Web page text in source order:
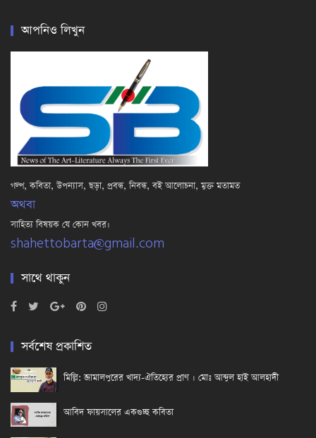
আপনিও লিখুন
গল্প, কবিতা, উপন্যাস, ছড়া, প্রবন্ধ, নিবন্ধ, বই আলোচনা, মুক্ত মতামত
অথবা
সাহিত্য বিষয়ক যে কোন খবর।
shahettobarta@gmail.com
সাথে থাকুন
সর্বশেষ প্রকাশিত
মিল্লি: জামালপুরের খাদ্য-ঐতিহ্যের প্রাণ । মোঃ আব্দুল হাই আলহাদী
আবিদ ফায়সালের একগুচ্ছ কবিতা